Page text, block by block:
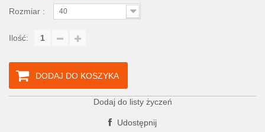
Rozmiar : 40
Ilość:
DODAJ DO KOSZYKA
Dodaj do listy życzeń
Udostępnij